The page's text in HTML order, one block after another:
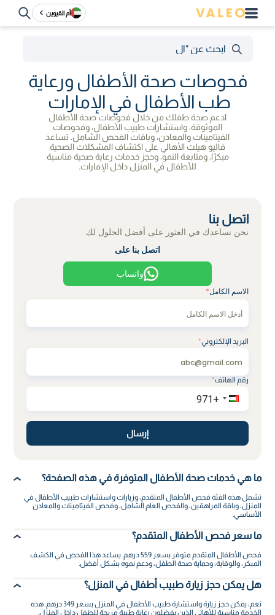
أم القيوين
ادعم صحة طفلك من خلال فحوصات صحة الأطفال
الموثوقة، واستشارات طبيب الأطفال، وفحوصات
الفيتامينات والمعادن، وباقات الفحص الشامل. تساعد
فاليو هيلث الأهالي على اكتشاف المشكلات الصحية
مبكرًا، ومتابعة النمو، وحجز خدمات رعاية صحية مناسبة
للأطفال في المنزل داخل الإمارات.
فحوصات صحة الأطفال ورعاية
طب الأطفال في الإمارات
اتصل بنا
نحن نساعدك في العثور على أفضل الحلول لك
اتصل بنا على
واتساب
الاسم الكامل*
البريد الإلكتروني*
رقم الهاتف*
إرسال
ما هي خدمات صحة الأطفال المتوفرة في هذه الصفحة؟
تشمل هذه الفئة فحص الأطفال المتقدم، وزيارات واستشارات طبيب الأطفال في
المنزل، وباقة المراهقين، والفحص العام الشامل، وفحص الفيتامينات والمعادن
الأساسي.
ما سعر فحص الأطفال المتقدم؟
فحص الأطفال المتقدم متوفر بسعر 559 درهم. يساعد هذا الفحص في الكشف
المبكر، والوقاية، وحماية صحة الطفل، ودعم نموه بشكل أفضل.
هل يمكن حجز زيارة طبيب أطفال في المنزل؟
نعم، يمكن حجز زيارة واستشارة طبيب الأطفال في المنزل بسعر 349 درهم. هذه
الخدمة مناسبة للأهالي الذين يفضلون رعاية طبية مريحة للطفل داخل المنزل.